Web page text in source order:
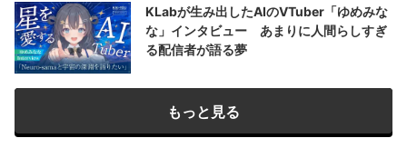
KLabが生み出したAIのVTuber「ゆめみな
な」インタビュー あまりに人間らしすぎ
る配信者が語る夢
もっと見る